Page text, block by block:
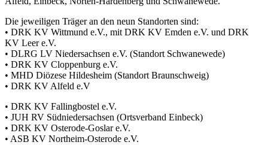
Die jeweiligen Träger an den neun Standorten sind:
• DRK KV Wittmund e.V., mit DRK KV Emden e.V. und DRK
KV Leer e.V.
• DLRG LV Niedersachsen e.V. (Standort Schwanewede)
• DRK KV Cloppenburg e.V.
• MHD Diözese Hildesheim (Standort Braunschweig)
• DRK KV Alfeld e.V
• DRK KV Fallingbostel e.V.
• JUH RV Südniedersachsen (Ortsverband Einbeck)
• DRK KV Osterode-Goslar e.V.
• ASB KV Northeim-Osterode e.V.